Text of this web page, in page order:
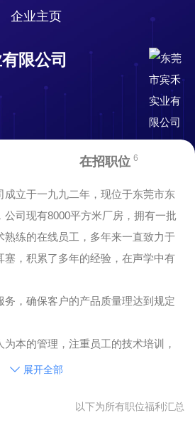
企业主页
限公司
在招职位 6
成立于一九九二年，现位于东莞市东
司现有8000平方米厂房，拥有一批
熟练的在线员工，多年来一直致力于
塞，积累了多年的经验，在声学中有
务，确保客户的产品质量理达到规定
本的管理，注重员工的技术培训，
精的员工队伍，为确保产品质量提供
诚希望与您真诚合作共创辉煌。
展开全部
以下为所有职位福利汇总